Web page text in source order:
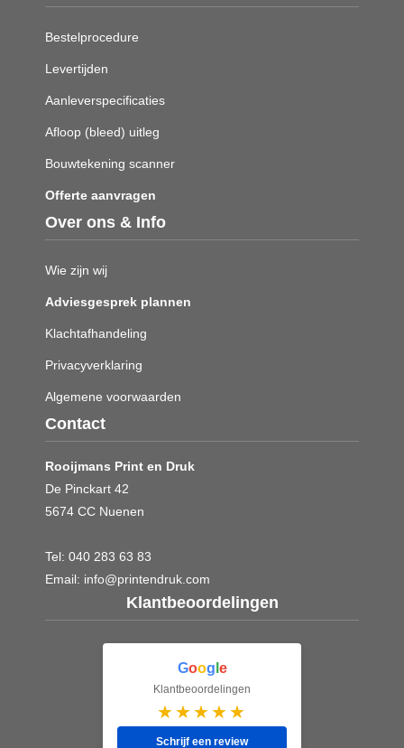
Bestelprocedure
Levertijden
Aanleverspecificaties
Afloop (bleed) uitleg
Bouwtekening scanner
Offerte aanvragen
Over ons & Info
Wie zijn wij
Adviesgesprek plannen
Klachtafhandeling
Privacyverklaring
Algemene voorwaarden
Contact
Rooijmans Print en Druk
De Pinckart 42
5674 CC Nuenen
Tel: 040 283 63 83
Email: info@printendruk.com
Klantbeoordelingen
Goog e
Klantbeoordelingen
★★★★★
Schrijf een review